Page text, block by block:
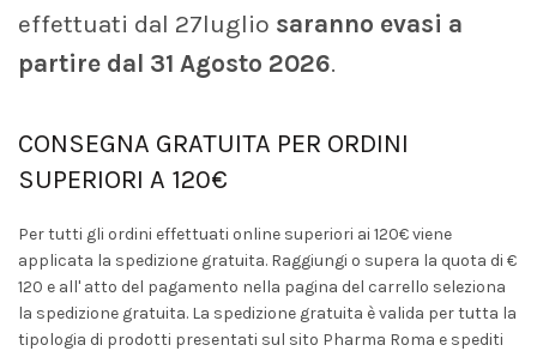
effettuati dal 27luglio saranno evasi a
partire dal 31 Agosto 2026.
CONSEGNA GRATUITA PER ORDINI
SUPERIORI A 120€
Per tutti gli ordini effettuati online superiori ai 120€ viene
applicata la spedizione gratuita. Raggiungi o supera la quota di €
120 e all' atto del pagamento nella pagina del carrello seleziona
la spedizione gratuita. La spedizione gratuita è valida per tutta la
tipologia di prodotti presentati sul sito Pharma Roma e spediti